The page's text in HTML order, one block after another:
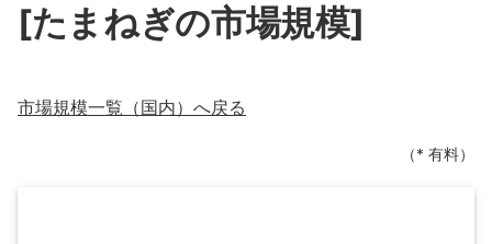
[たまねぎの市場規模]
市場規模一覧（国内）へ戻る
（* 有料）